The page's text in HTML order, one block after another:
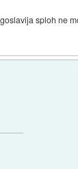
sploh ne